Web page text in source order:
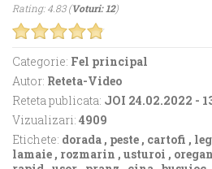
Rating: 4.83 (Voturi: 12)
Categorie: Fel principal
Autor: Reteta-Video
Reteta publicata: JOI 24.02.2022 -
Vizualizari: 4909
Etichete: dorada , peste , cartofi ,
lamaie , rozmarin , usturoi ,